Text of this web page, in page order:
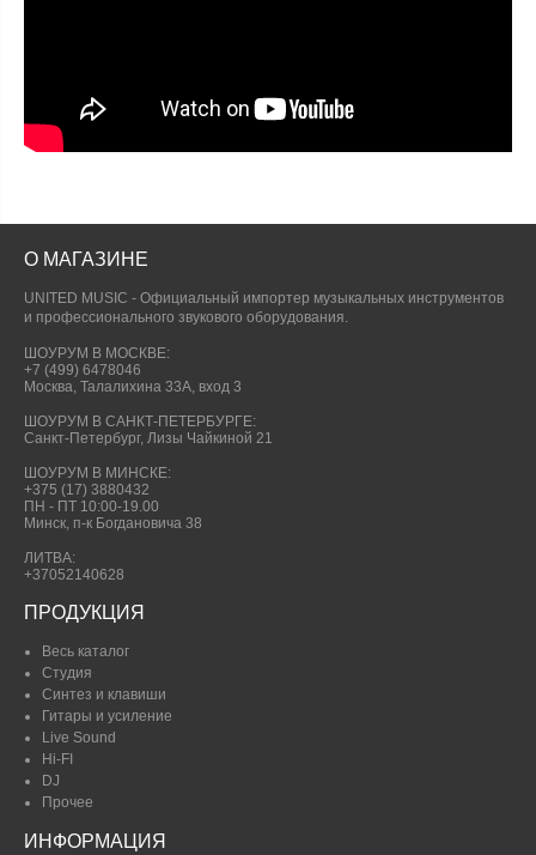
О МАГАЗИНЕ
UNITED MUSIC - Официальный импортер музыкальных инструментов
и профессионального звукового оборудования.
ШОУРУМ В МОСКВЕ:
+7 (499) 6478046
Москва, Талалихина 33А, вход 3
ШОУРУМ В САНКТ-ПЕТЕРБУРГЕ:
Санкт-Петербург, Лизы Чайкиной 21
ШОУРУМ В МИНСКЕ:
+375 (17) 3880432
ПН - ПТ 10:00-19.00
Минск, п-к Богдановича 38
ЛИТВА:
+37052140628
ПРОДУКЦИЯ
Весь каталог
Студия
Синтез и клавиши
Гитары и усиление
Live Sound
Hi-FI
DJ
Прочее
ИНФОРМАЦИЯ